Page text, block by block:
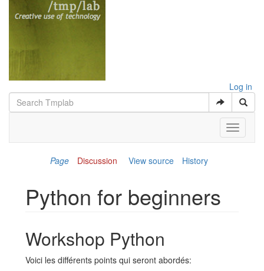
Log in
Toggle
Page
Discussion View source History
Python for beginners
Workshop Python
Voici les différents points qui seront abordés: